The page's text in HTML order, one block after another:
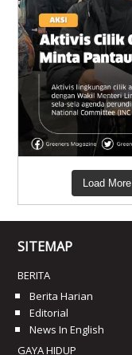
Load More
SITEMAP
BERITA
Berita Harian
Editorial
News In English
GAYA HIDUP